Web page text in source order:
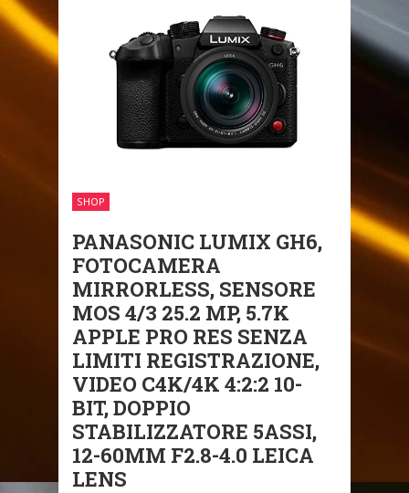
SHOP
PANASONIC LUMIX GH6,
FOTOCAMERA
MIRRORLESS, SENSORE
MOS 4/3 25.2 MP, 5.7K
APPLE PRO RES SENZA
LIMITI REGISTRAZIONE,
VIDEO C4K/4K 4:2:2 10-
BIT, DOPPIO
STABILIZZATORE 5ASSI,
12-60MM F2.8-4.0 LEICA
LENS